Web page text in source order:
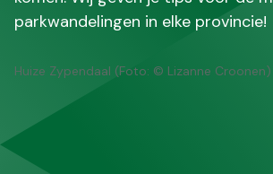
parkwandelingen in elke provincie!
Huize Zypendaal (Foto: © Lizanne Croonen)